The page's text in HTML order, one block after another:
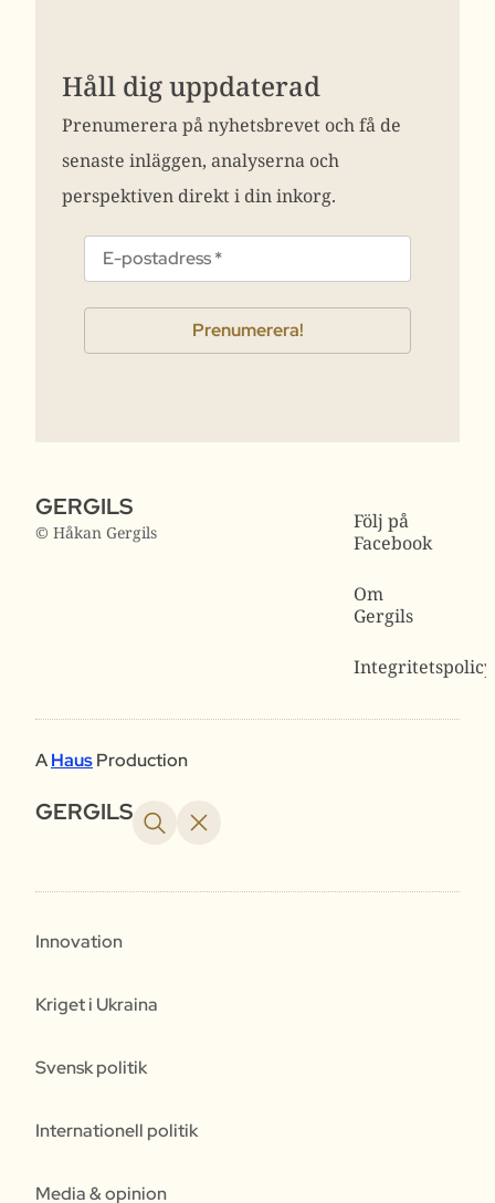
Håll dig uppdaterad
Prenumerera på nyhetsbrevet och få de
senaste inläggen, analyserna och
perspektiven direkt i din inkorg.
GERGILS
© Håkan Gergils
Följ på
Facebook
Om
Gergils
Integritetspolicy
AHausProduction
GERGILS
Innovation
Kriget i Ukraina
Svensk politik
Internationell politik
Media & opinion